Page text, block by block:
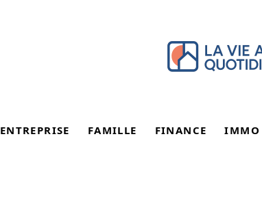
ENTREPRISE FAMILLE FINANCE IMMO